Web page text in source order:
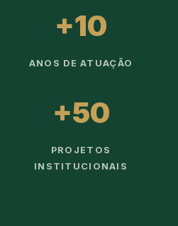
+10
ANOS DE ATUAÇÃO
+50
PROJETOS
INSTITUCIONAIS